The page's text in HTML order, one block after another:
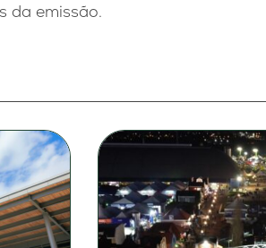
da emissão.